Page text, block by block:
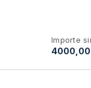
Importe
4000,00